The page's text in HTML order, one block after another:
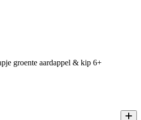
groente aardappel & kip 6+